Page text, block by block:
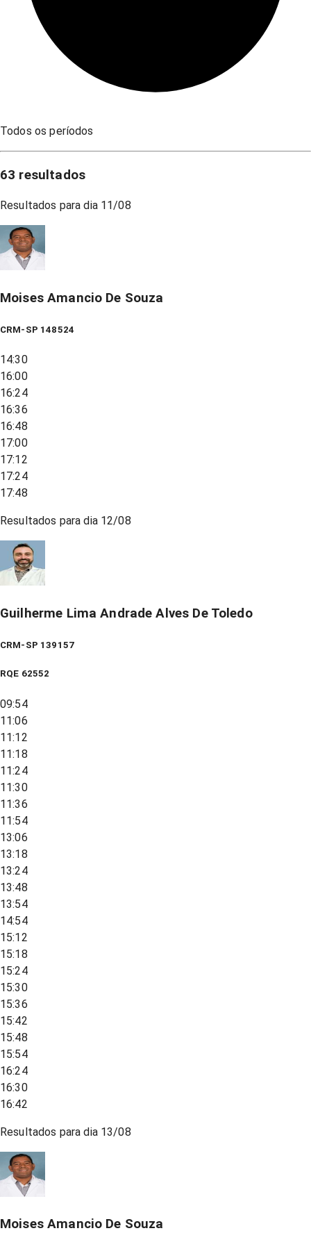
Todos os períodos
63 resultados
Resultados para dia 11/08
Moises Amancio De Souza
CRM-SP 148524
14:30
16:00
16:24
16:36
16:48
17:00
17:12
17:24
17:48
Resultados para dia 12/08
Guilherme Lima Andrade Alves De Toledo
CRM-SP 139157
RQE 62552
09:54
11:06
11:12
11:18
11:24
11:30
11:36
11:54
13:06
13:18
13:24
13:48
13:54
14:54
15:12
15:18
15:24
15:30
15:36
15:42
15:48
15:54
16:24
16:30
16:42
Resultados para dia 13/08
Moises Amancio De Souza